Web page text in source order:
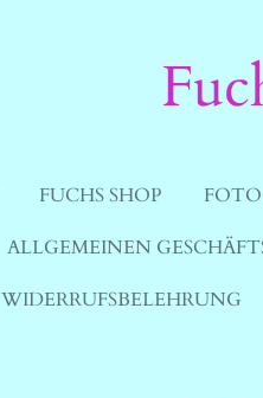
FUCHS SHOP
ALLGEMEINEN
WIDERRUFSBELEHRUNG